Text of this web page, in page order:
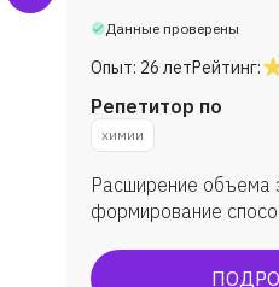
Данные проверены
Опыт: 26 летРейтинг:
Репетитор по
химии
Расширение объема
формирование
определенного